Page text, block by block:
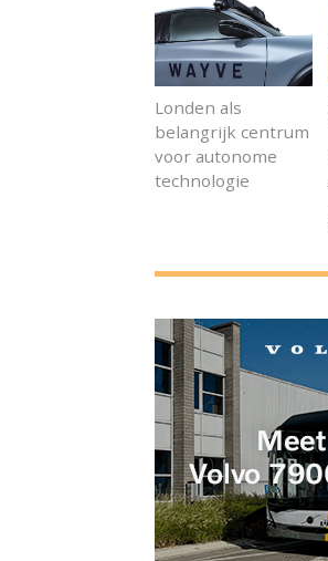
Londen als
belangrijk centrum
voor autonome
technologie